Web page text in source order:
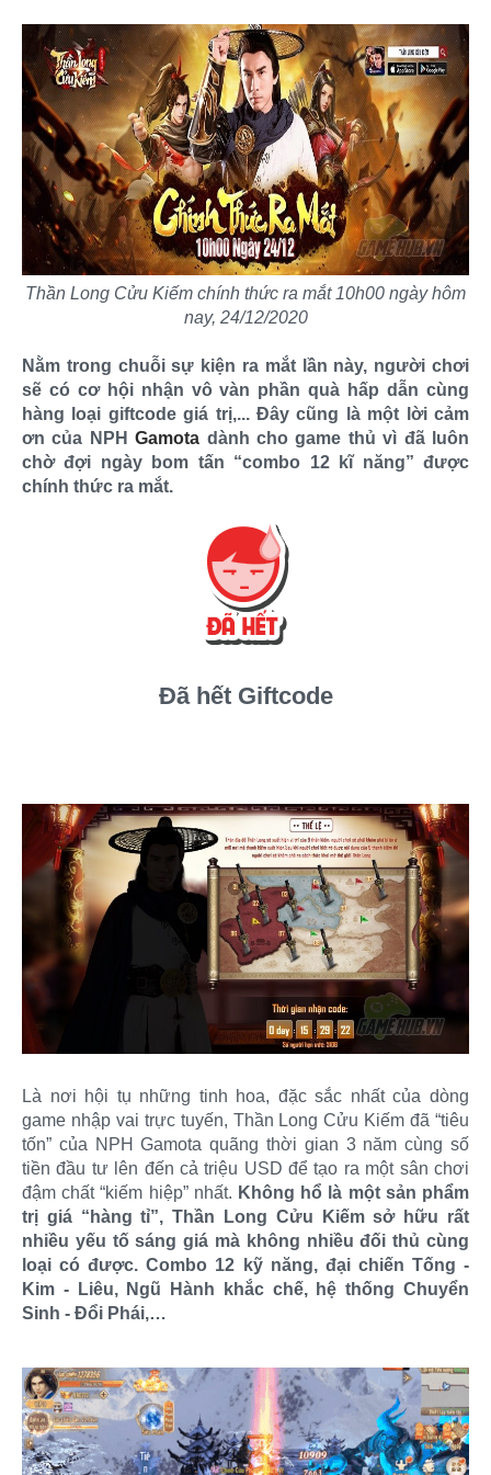
Thần Long Cửu Kiếm chính thức ra mắt 10h00 ngày hôm
nay, 24/12/2020
Nằm trong chuỗi sự kiện ra mắt lần này, người chơi
sẽ có cơ hội nhận vô vàn phần quà hấp dẫn cùng
hàng loại giftcode giá trị,... Đây cũng là một lời cảm
ơn của NPHGamota dành cho game thủ vì đã luôn
chờ đợi ngày bom tấn “combo 12 kĩ năng” được
chính thức ra mắt.
Đã hết Giftcode
Là nơi hội tụ những tinh hoa, đặc sắc nhất của dòng
game nhập vai trực tuyến, Thần Long Cửu Kiếm đã “tiêu
tốn” của NPH Gamota quãng thời gian 3 năm cùng số
tiền đầu tư lên đến cả triệu USD để tạo ra một sân chơi
đậm chất “kiếm hiệp” nhất. Không hổ là một sản phẩm
trị giá “hàng tỉ”, Thần Long Cửu Kiếm sở hữu rất
nhiều yếu tố sáng giá mà không nhiều đối thủ cùng
loại có được. Combo 12 kỹ năng, đại chiến Tống -
Kim - Liêu, Ngũ Hành khắc chế, hệ thống Chuyển
Sinh - Đổi Phái,…